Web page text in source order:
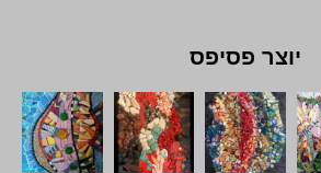
יוצר פסיפס